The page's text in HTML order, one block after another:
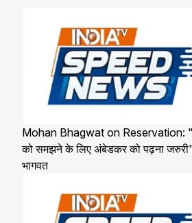
Mohan Bhagwat on Reservation:
को समझने के लिए अंबेडकर को पढ़ना
भागवत